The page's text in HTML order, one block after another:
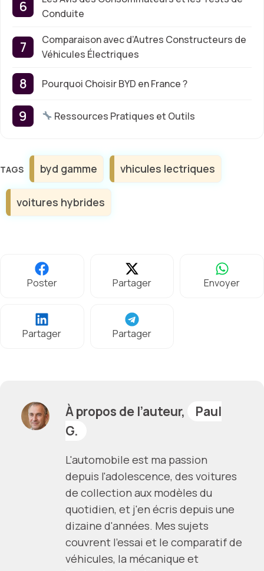
Conduite
Comparaison avec d’Autres Constructeurs de
Véhicules Électriques
Pourquoi Choisir BYD en France ?
Ressources Pratiques et Outils
Étiquettes
byd gamme vhicules lectriques
voitures hybrides
Poster Partager Envoyer
Partager Partager
À propos de l’auteur,
Paul
G.
L'automobile est ma passion
depuis l'adolescence, des voitures
de collection aux modèles du
quotidien, et j'en écris depuis une
dizaine d'années. Mes sujets
couvrent l'essai et le comparatif de
véhicules, la mécanique et